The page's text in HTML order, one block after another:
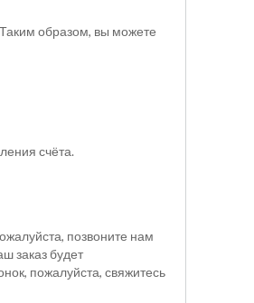
образом, вы можете
счёта.
позвоните нам
заказ будет
пожалуйста, свяжитесь